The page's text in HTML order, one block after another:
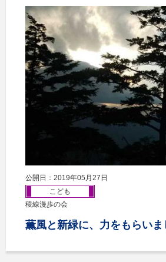
公開日：2019年05月27日
こども
稜線漫歩の会
薫風と新緑に、力をもらいま